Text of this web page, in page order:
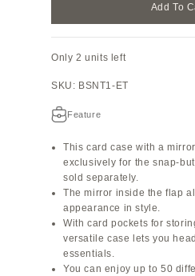
Add To
Only 2 units left
SKU: BSNT1-ET
Feature
This card case with a
exclusively for the snap-
sold separately.
The mirror inside the flap
appearance in style.
With card pockets for
versatile case lets you
essentials.
You can enjoy up to 50